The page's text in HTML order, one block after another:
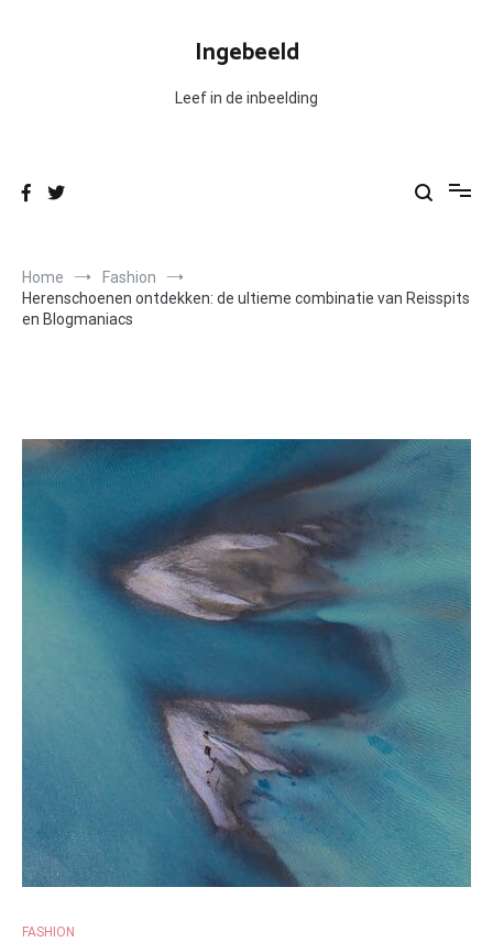
Ingebeeld
Leef in de inbeelding
Home
Fashion
Herenschoenen ontdekken: de ultieme combinatie van Reisspits
en Blogmaniacs
FASHION